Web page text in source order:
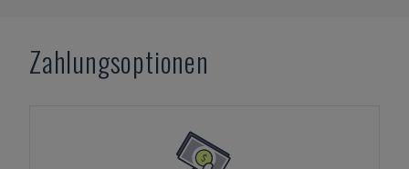
Zahlungsoptionen